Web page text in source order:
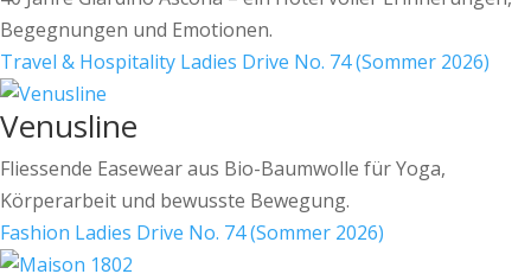
Begegnungen und Emotionen.
Travel & Hospitality Ladies Drive No. 74 (Sommer 2026)
Venusline
Fliessende Easewear aus Bio-Baumwolle für Yoga,
Körperarbeit und bewusste Bewegung.
Fashion Ladies Drive No. 74 (Sommer 2026)